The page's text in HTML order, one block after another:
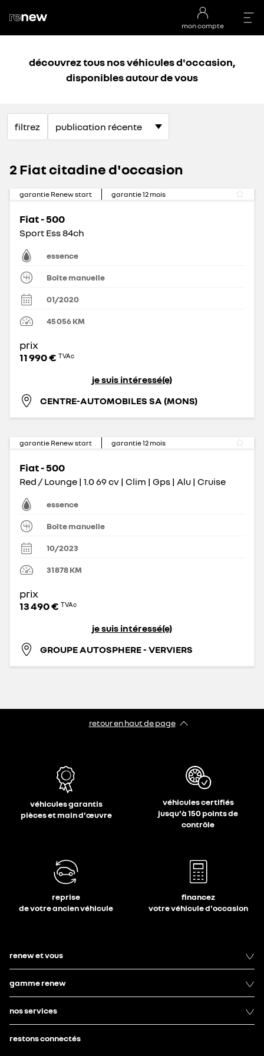
mon compte
découvrez tous nos véhicules d'occasion,
disponibles autour de vous
filtrez
2 Fiat citadine d'occasion
garantie Renew start garantie12 mois
Fiat - 500
Sport Ess 84ch
essence
Boîte manuelle
01/2020
45 056KM
prix
11 990 € TVAc
je suis intéressé(e)
CENTRE-AUTOMOBILES SA (MONS)
garantie Renew start garantie12 mois
Fiat - 500
Red / Lounge | 1.0 69 cv | Clim | Gps | Alu | Cruise
essence
Boîte manuelle
10/2023
31 878KM
prix
13 490 € TVAc
je suis intéressé(e)
GROUPE AUTOSPHERE - VERVIERS
retour en haut de page​
véhicules garantis
pièces et main d'œuvre
véhicules certifiés
jusqu'à 150 points de
contrôle
reprise
de votre ancien véhicule
financez
votre véhicule d'occasion
renew et vous
gamme renew
nos services
restons connectés